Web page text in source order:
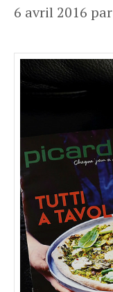
6 avril 2016 par